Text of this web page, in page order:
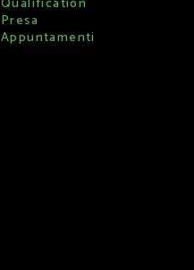
Presa
Appuntamenti